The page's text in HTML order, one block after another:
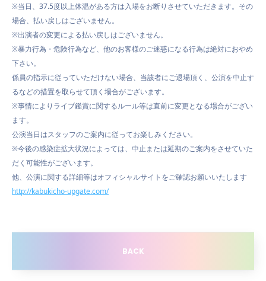
※当日、37.5度以上体温がある方は入場をお断りさせていただきます。その
場合、払い戻しはございません。
※出演者の変更による払い戻しはございません。
※暴力行為・危険行為など、他のお客様のご迷惑になる行為は絶対におやめ
下さい。
係員の指示に従っていただけない場合、当該者にご退場頂く、公演を中止す
るなどの措置を取らせて頂く場合がございます。
※事情によりライブ鑑賞に関するルール等は直前に変更となる場合がござい
ます。
公演当日はスタッフのご案内に従ってお楽しみください。
※今後の感染症拡大状況によっては、中止または延期のご案内をさせていた
だく可能性がございます。
他、公演に関する詳細等はオフィシャルサイトをご確認お願いいたします
http://kabukicho-upgate.com/
BACK